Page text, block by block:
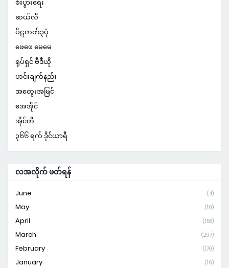
စီးပွားရေး
ဆယ်လီ
ပိဋကတ်၃ပုံ
ဖေဖေ မေမေ
ရုပ်ရှင် ဗီဒီယို
ဟင်းချက်နည်း
အတွေးအမြင်
အေအိုင်
အိုင်တီ
၃၆၆ ရက် ဒိုင်ယာရီ
လအလိုက် ဖတ်ရန်
June (4)
May (10)
April (158)
March (297)
February (179)
January (16)